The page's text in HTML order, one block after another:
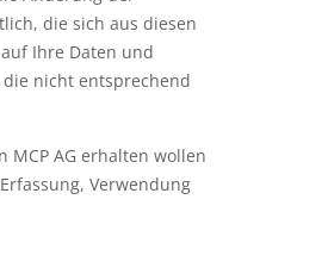
die sich aus diesen
Ihre Daten und
nicht entsprechend
AG erhalten wollen
Verwendung